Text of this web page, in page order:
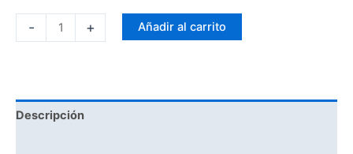
- + Añadir al carrito
Descripción